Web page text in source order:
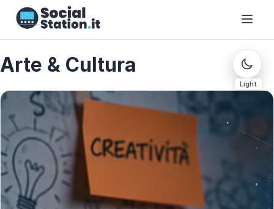
Light
Arte & Cultura